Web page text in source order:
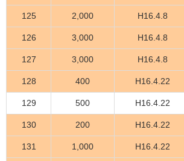
125 2,000 H16.4.8
126 3,000 H16.4.8
127 3,000 H16.4.8
128 400 H16.4.22
129 500 H16.4.22
130 200 H16.4.22
131 1,000 H16.4.22